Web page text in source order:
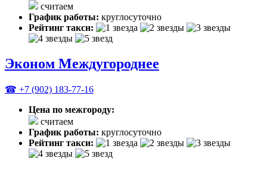
считаем
График работы: круглосуточно
Рейтинг такси:
Эконом Междугороднее
☎ +7 (902) 183-77-16
Цена по межгороду:
считаем
График работы: круглосуточно
Рейтинг такси: